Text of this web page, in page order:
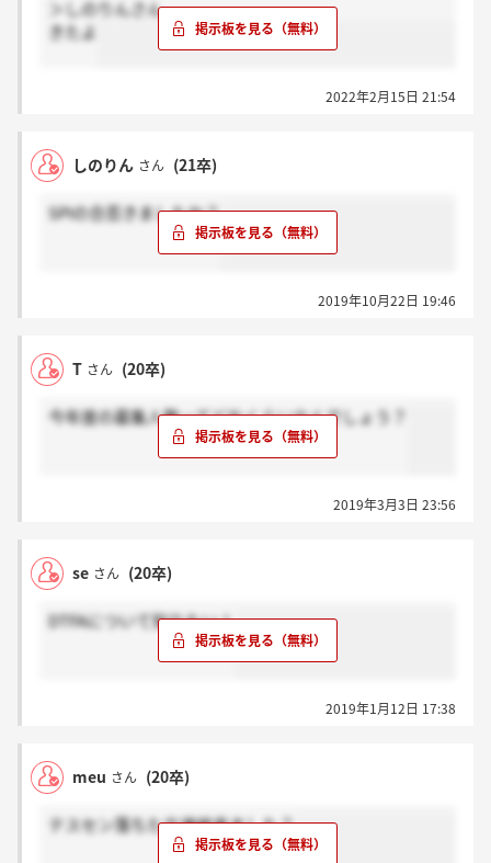
＞しのりんさん
きたよ
2022年2月15日 21:54
しのりん さん (21卒)
SPIの合否きましたか？
2019年10月22日 19:46
T さん (20卒)
今年度の募集人数ってどれくらいなんでしょう？
2019年3月3日 23:56
se さん (20卒)
DTFAについて知りたい！
2019年1月12日 17:38
meu さん (20卒)
テスセン落ちた方連絡来ました？